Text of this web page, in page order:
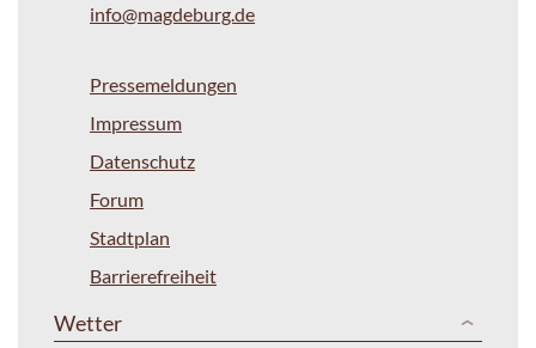
info@magdeburg.de
Pressemeldungen
Impressum
Datenschutz
Forum
Stadtplan
Barrierefreiheit
Wetter